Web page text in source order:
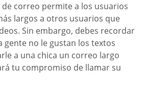
correo permite a los usuarios
largos a otros usuarios que
Sin embargo, debes recordar
gente no le gustan los textos
a una chica un correo largo
tu compromiso de llamar su